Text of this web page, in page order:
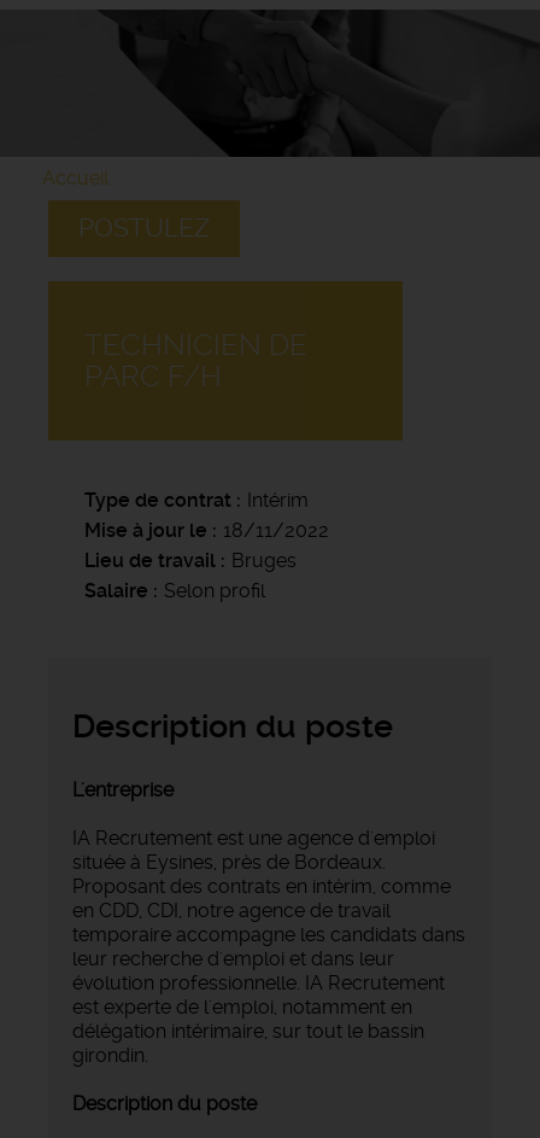
Accueil
POSTULEZ
TECHNICIEN DE
PARC F/H
Type de contrat
Intérim
Mise à jour le
18/11/2022
Lieu de travail
Bruges
Salaire
Selon profil
Description du poste
L'entreprise
IA Recrutement est une agence d'emploi
située à Eysines, près de Bordeaux.
Proposant des contrats en intérim, comme
en CDD, CDI, notre agence de travail
temporaire accompagne les candidats dans
leur recherche d'emploi et dans leur
évolution professionnelle. IA Recrutement
est experte de l'emploi, notamment en
délégation intérimaire, sur tout le bassin
girondin.
Description du poste